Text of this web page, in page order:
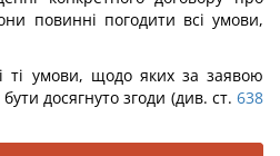
повинні погодити всі умови,
ті умови, щодо яких за заявою
досягнуто згоди (див. ст. 638